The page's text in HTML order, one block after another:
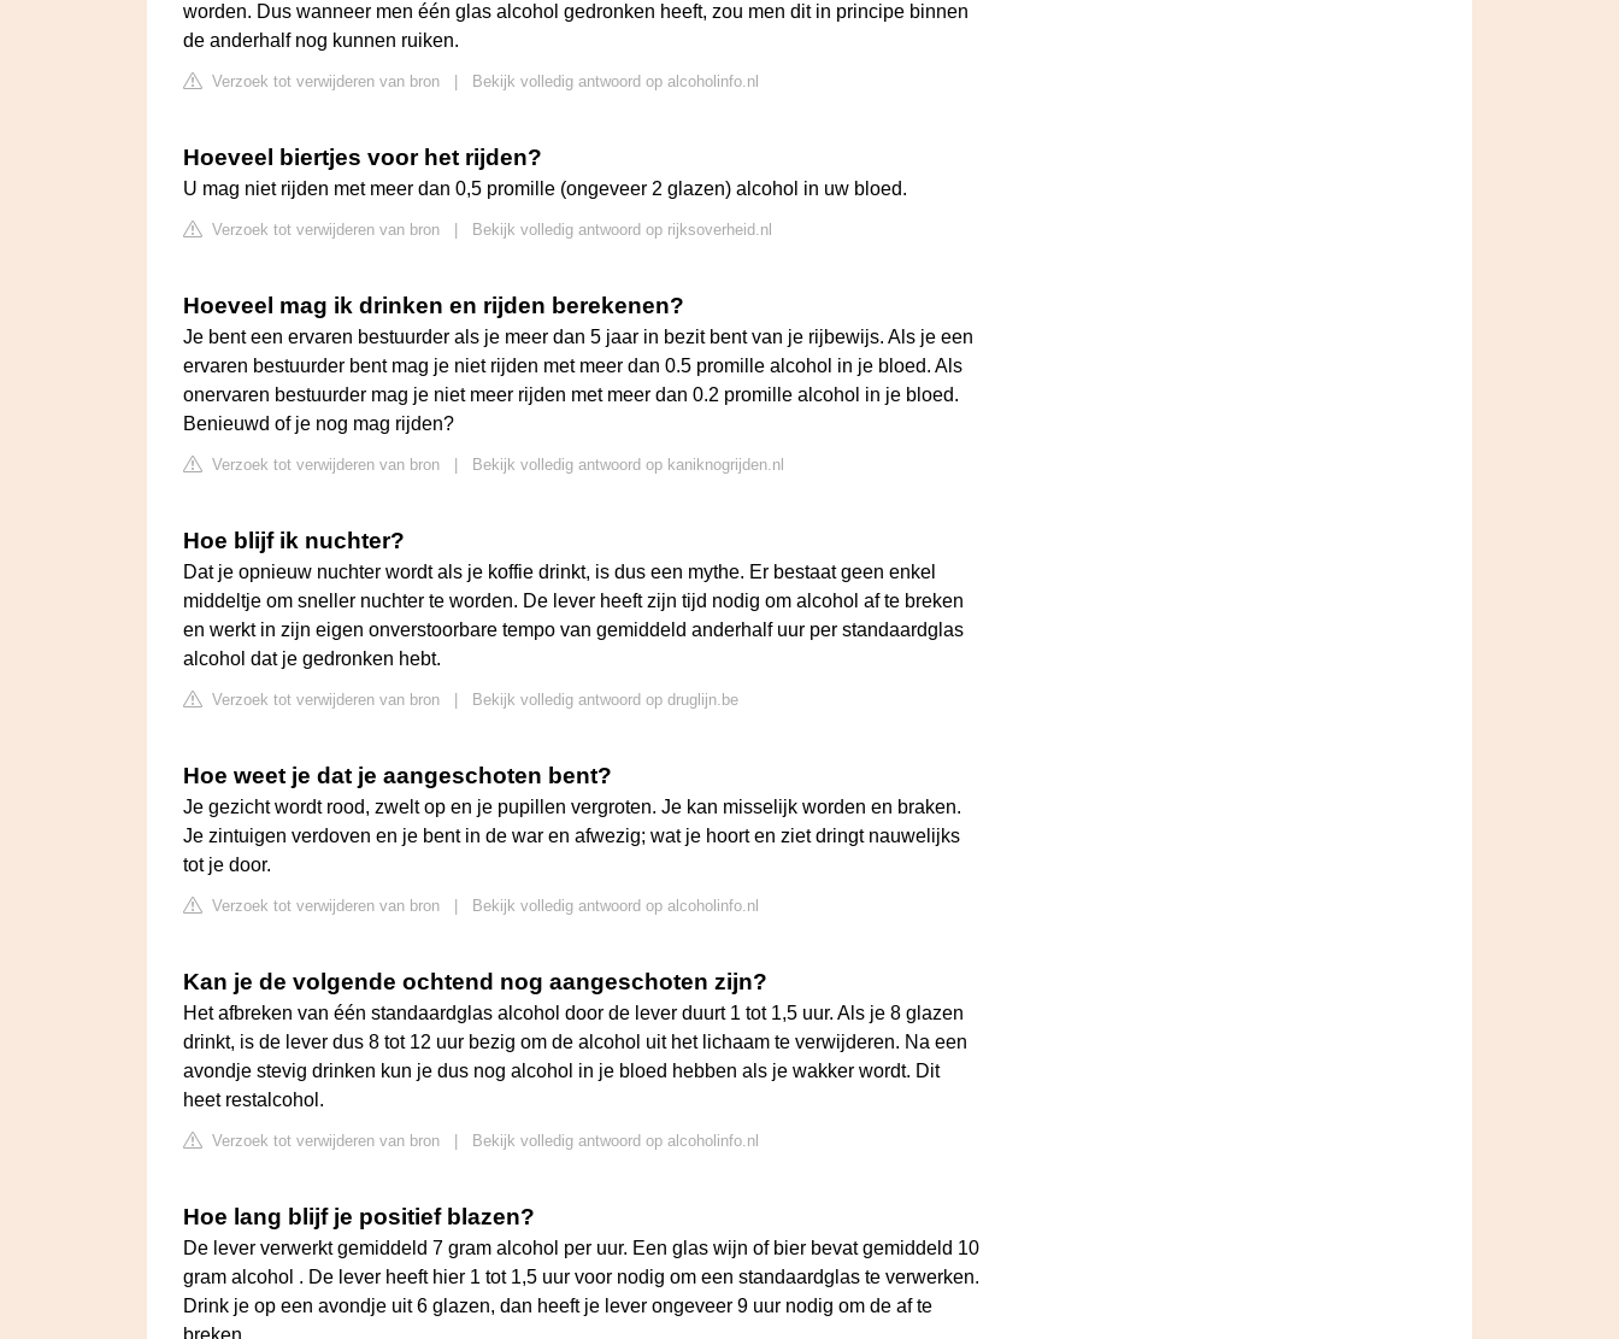
worden. Dus wanneer men één glas alcohol gedronken heeft, zou men dit in principe binnen
de anderhalf nog kunnen ruiken.
Verzoek tot verwijderen van bron Bekijk volledig antwoord op alcoholinfo.nl
Hoeveel biertjes voor het rijden?
U mag niet rijden met meer dan 0,5 promille (ongeveer 2 glazen) alcohol in uw bloed.
Verzoek tot verwijderen van bron Bekijk volledig antwoord op rijksoverheid.nl
Hoeveel mag ik drinken en rijden berekenen?
Je bent een ervaren bestuurder als je meer dan 5 jaar in bezit bent van je rijbewijs. Als je een
ervaren bestuurder bent mag je niet rijden met meer dan 0.5 promille alcohol in je bloed. Als
onervaren bestuurder mag je niet meer rijden met meer dan 0.2 promille alcohol in je bloed.
Benieuwd of je nog mag rijden?
Verzoek tot verwijderen van bron Bekijk volledig antwoord op kaniknogrijden.nl
Hoe blijf ik nuchter?
Dat je opnieuw nuchter wordt als je koffie drinkt, is dus een mythe. Er bestaat geen enkel
middeltje om sneller nuchter te worden. De lever heeft zijn tijd nodig om alcohol af te breken
en werkt in zijn eigen onverstoorbare tempo van gemiddeld anderhalf uur per standaardglas
alcohol dat je gedronken hebt.
Verzoek tot verwijderen van bron Bekijk volledig antwoord op druglijn.be
Hoe weet je dat je aangeschoten bent?
Je gezicht wordt rood, zwelt op en je pupillen vergroten. Je kan misselijk worden en braken.
Je zintuigen verdoven en je bent in de war en afwezig; wat je hoort en ziet dringt nauwelijks
tot je door.
Verzoek tot verwijderen van bron Bekijk volledig antwoord op alcoholinfo.nl
Kan je de volgende ochtend nog aangeschoten zijn?
Het afbreken van één standaardglas alcohol door de lever duurt 1 tot 1,5 uur. Als je 8 glazen
drinkt, is de lever dus 8 tot 12 uur bezig om de alcohol uit het lichaam te verwijderen. Na een
avondje stevig drinken kun je dus nog alcohol in je bloed hebben als je wakker wordt. Dit
heet restalcohol.
Verzoek tot verwijderen van bron Bekijk volledig antwoord op alcoholinfo.nl
Hoe lang blijf je positief blazen?
De lever verwerkt gemiddeld 7 gram alcohol per uur. Een glas wijn of bier bevat gemiddeld 10
gram alcohol . De lever heeft hier 1 tot 1,5 uur voor nodig om een standaardglas te verwerken.
Drink je op een avondje uit 6 glazen, dan heeft je lever ongeveer 9 uur nodig om de af te